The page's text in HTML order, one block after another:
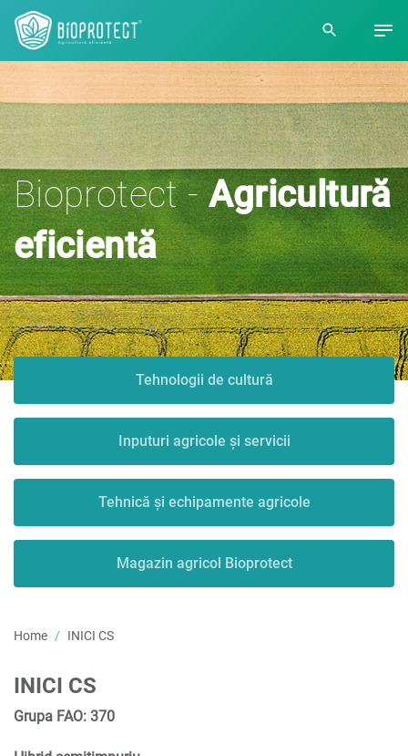
Bioprotect -Agricultură
eficientă
Tehnologii de cultură
Inputuri agricole și servicii
Tehnică și echipamente agricole
Magazin agricol Bioprotect
Home INICI CS
INICI CS
Grupa FAO: 370